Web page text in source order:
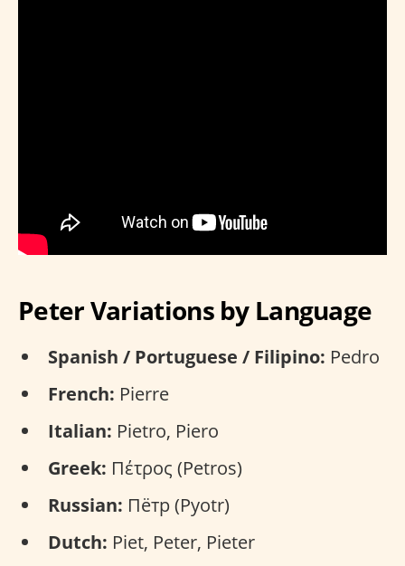
Peter Variations by Language
Spanish / Portuguese / Filipino: Pedro
French: Pierre
Italian: Pietro, Piero
Greek: Πέτρος (Petros)
Russian: Пётр (Pyotr)
Dutch: Piet, Peter, Pieter